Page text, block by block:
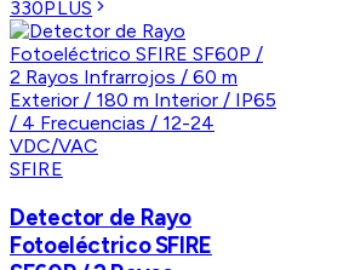
330PLUS
SFIRE
Detector de Rayo
Fotoeléctrico SFIRE